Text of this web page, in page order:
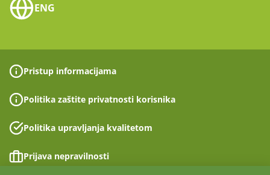
ENG
Pristup informacijama
Politika zaštite privatnosti korisnika
Politika upravljanja kvalitetom
Prijava nepravilnosti